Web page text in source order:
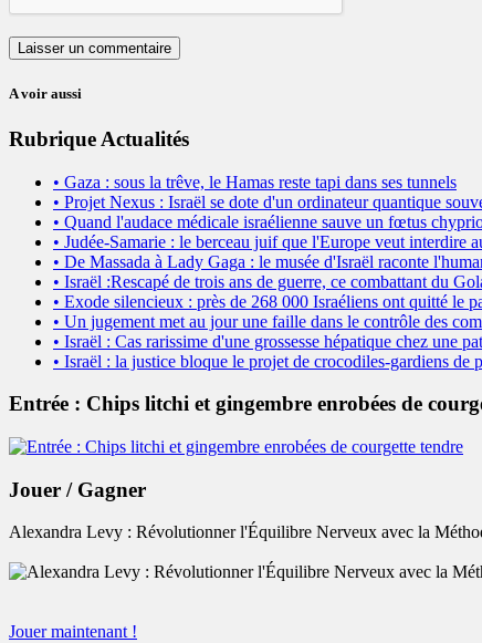
A voir aussi
Rubrique Actualités
• Gaza : sous la trêve, le Hamas reste tapi dans ses tunnels
• Projet Nexus : Israël se dote d'un ordinateur quantique
• Quand l'audace médicale israélienne sauve un fœtus
• Judée-Samarie : le berceau juif que l'Europe veut interdire
• De Massada à Lady Gaga : le musée d'Israël raconte
• Israël :Rescapé de trois ans de guerre, ce combattant du
• Exode silencieux : près de 268 000 Israéliens ont quitté le
• Un jugement met au jour une faille dans le contrôle des
• Israël : Cas rarissime d'une grossesse hépatique chez une
• Israël : la justice bloque le projet de crocodiles-gardiens de
Entrée : Chips litchi et gingembre enrobées de
Jouer / Gagner
Alexandra Levy : Révolutionner l'Équilibre Nerveux avec la
Jouer maintenant !